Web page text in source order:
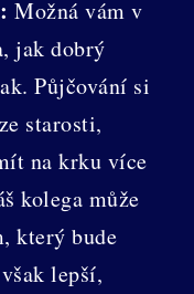
Možná vám v
jak dobrý
Půjčování si
starosti,
na krku více
kolega může
který bude
lepší,